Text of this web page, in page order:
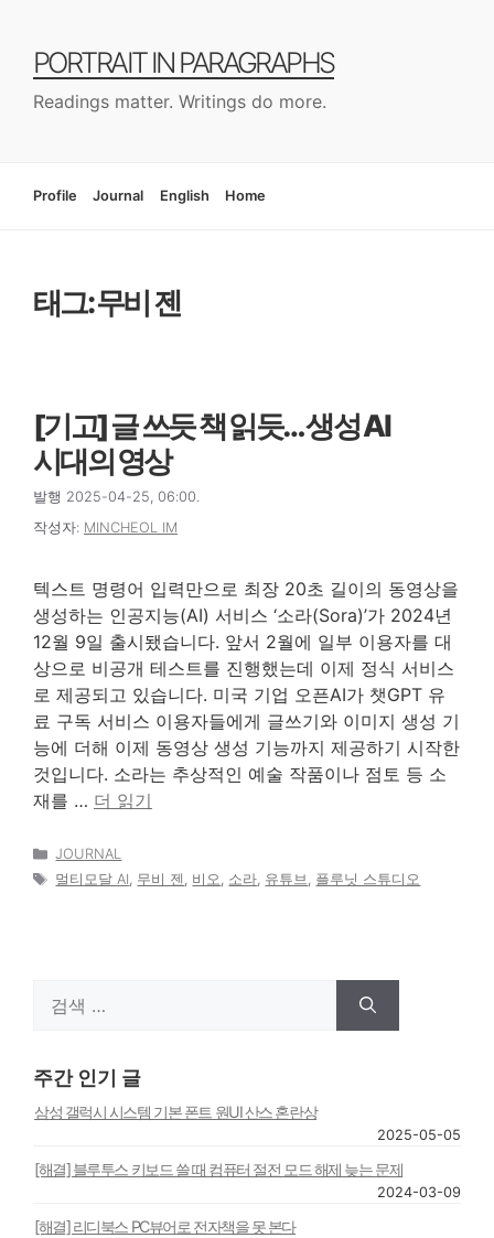
PORTRAIT IN PARAGRAPHS
Readings matter. Writings do more.
Profile Journal English Home
태그: 무비 젠
[기고] 글 쓰듯 책 읽듯… 생성 AI
시대의 영상
발행 2025-04-25, 06:00.
작성자: MINCHEOL IM
텍스트 명령어 입력만으로 최장 20초 길이의 동영상을
생성하는 인공지능(AI) 서비스 ‘소라(Sora)’가 2024년
12월 9일 출시됐습니다. 앞서 2월에 일부 이용자를 대
상으로 비공개 테스트를 진행했는데 이제 정식 서비스
로 제공되고 있습니다. 미국 기업 오픈AI가 챗GPT 유
료 구독 서비스 이용자들에게 글쓰기와 이미지 생성 기
능에 더해 이제 동영상 생성 기능까지 제공하기 시작한
것입니다. 소라는 추상적인 예술 작품이나 점토 등 소
재를 … 더 읽기
카
테
JOURNAL
태
멀티모달 AI, 무비 젠 , 비오, 소라, 유튜브, 플루닛 스튜디오
주간 인기 글
삼성 갤럭시 시스템 기본 폰트 원UI 산스 혼란상
2025-05-05
[해결] 블루투스 키보드 쓸 때 컴퓨터 절전 모드 해제 늦는 문제
2024-03-09
[해결] 리디북스 PC뷰어로 전자책을 못 본다